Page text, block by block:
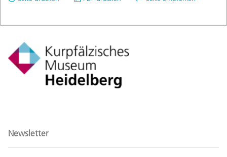
Newsletter